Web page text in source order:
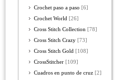
Crochet paso a paso [6]
Crochet World [26]
Cross Stitch Collection [78]
Cross Stitch Crazy [73]
Cross Stitch Gold [108]
CrossStitcher [109]
Cuadros en punto de cruz [2]